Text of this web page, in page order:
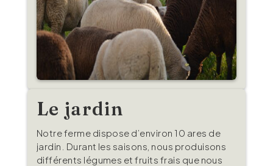
Le jardin
Notre ferme dispose d’environ 10 ares de
jardin. Durant les saisons, nous produisons
différents légumes et fruits frais que nous